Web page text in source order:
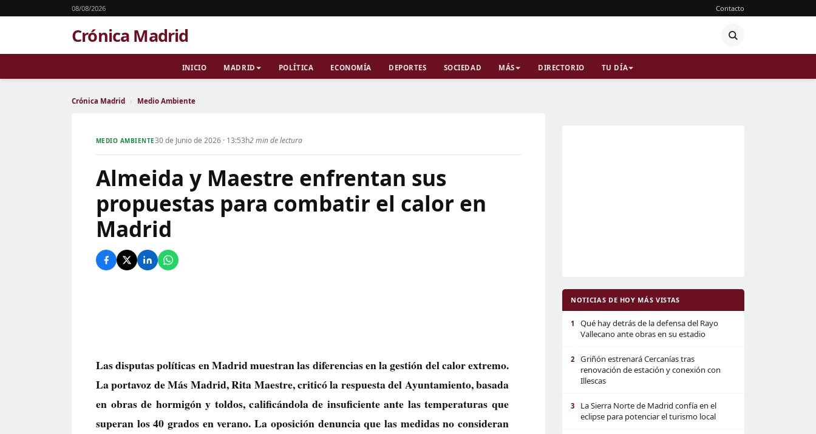
08/08/2026 Contacto
Crónica Madrid
INICIO MADRID POLÍTICA ECONOMÍA DEPORTES SOCIEDAD MÁS DIRECTORIO TU DÍA
Crónica Madrid › Medio Ambiente
MEDIO AMBIENTE30 de Junio de 2026 · 13:53h2 min de lectura
Almeida y Maestre enfrentan sus
propuestas para combatir el calor en
Madrid
Las disputas políticas en Madrid muestran las diferencias en la gestión del calor extremo.
La portavoz de Más Madrid, Rita Maestre, criticó la respuesta del Ayuntamiento, basada
en obras de hormigón y toldos, calificándola de insuficiente ante las temperaturas que
superan los 40 grados en verano. La oposición denuncia que las medidas no consideran
NOTICIAS DE HOY MÁS VISTAS
1
Qué hay detrás de la defensa del Rayo
Vallecano ante obras en su estadio
2
Griñón estrenará Cercanías tras
renovación de estación y conexión con
Illescas
3
La Sierra Norte de Madrid confía en el
eclipse para potenciar el turismo local